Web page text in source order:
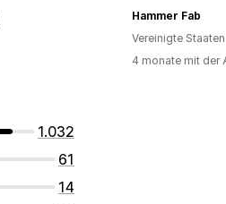
1.032
61
14
Hammer Fab
Vereinigte Staaten
4 monate mit der